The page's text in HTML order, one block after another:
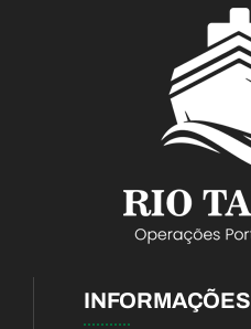
INFORMAÇÕES